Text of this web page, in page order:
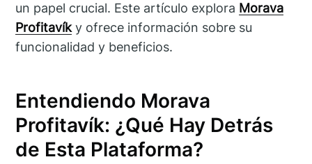
un papel crucial. Este artículo explora Morava
Profitavíky ofrece información sobre su
funcionalidad y beneficios.
Entendiendo Morava
Profitavík: ¿Qué Hay Detrás
de Esta Plataforma?